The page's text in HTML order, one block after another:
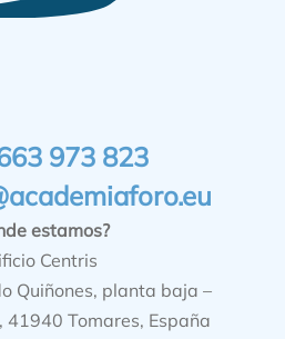
973 823
estamos?
Centris
Quiñones, planta baja –
41940 Tomares, España